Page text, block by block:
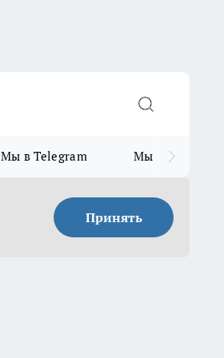
Мы в Telegram Мы в MAX
Принять